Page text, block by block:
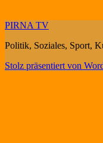
PIRNA TV
Politik, Soziales, Sport,
Stolz präsentiert von